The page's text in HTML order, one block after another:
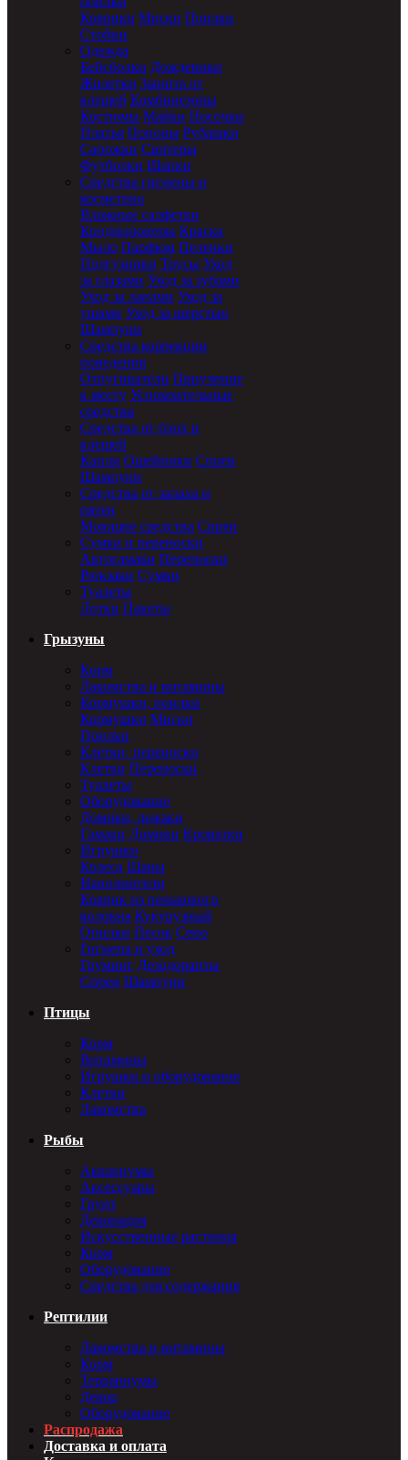
Коврики Миски Поилки
Стойки
Одежда
Бейсболки Дождевики
Жилетки Защита от
клещей Комбинезоны
Костюмы Майки Носочки
Платья Попоны Рубашки
Сапожки Свитеры
Футболки Шапки
Средства гигиены и
косметика
Влажные салфетки
Кондиционеры Краска
Мыло Парфюм Пеленки
Подгузники Трусы Уход
за глазами Уход за зубами
Уход за лапами Уход за
ушами Уход за шерстью
Шампуни
Средства коррекции
поведения
Отпугиватели Приучение
к месту Успокоительные
средства
Средства от блох и
клещей
Капли Ошейники Спреи
Шампуни
Средства от запаха и
пятен
Моющие средства Спреи
Сумки и переноски
Автогамаки Переноски
Рюкзаки Сумки
Туалеты
Лотки Пакеты
Грызуны
Корм
Лакомства и витамины
Кормушки, поилки
Кормушки Миски
Поилки
Клетки, переноски
Клетки Переноски
Туалеты
Оборудование
Домики, лежаки
Гамаки Домики Кроватки
Игрушки
Колеса Шары
Наполнители
Коврик из пенькового
волокна Кукурузный
Опилки Песок Сено
Гигиена и уход
Груминг Дезодоранты
Спреи Шампуни
Птицы
Корм
Витамины
Игрушки и оборудование
Клетки
Лакомства
Рыбы
Аквариумы
Аксессуары
Грунт
Декорация
Искусственные растения
Корм
Оборудование
Средства для содержания
Рептилии
Лакомства и витамины
Корм
Террариумы
Декор
Оборудование
Распродажа
Доставка и оплата